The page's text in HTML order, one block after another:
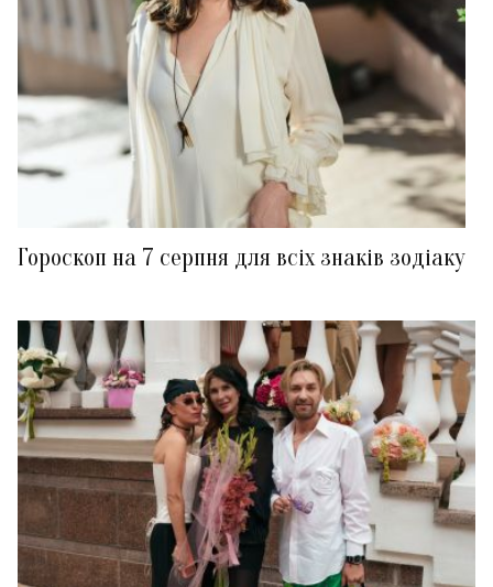
Гороскоп на 7 серпня для всіх знаків зодіаку